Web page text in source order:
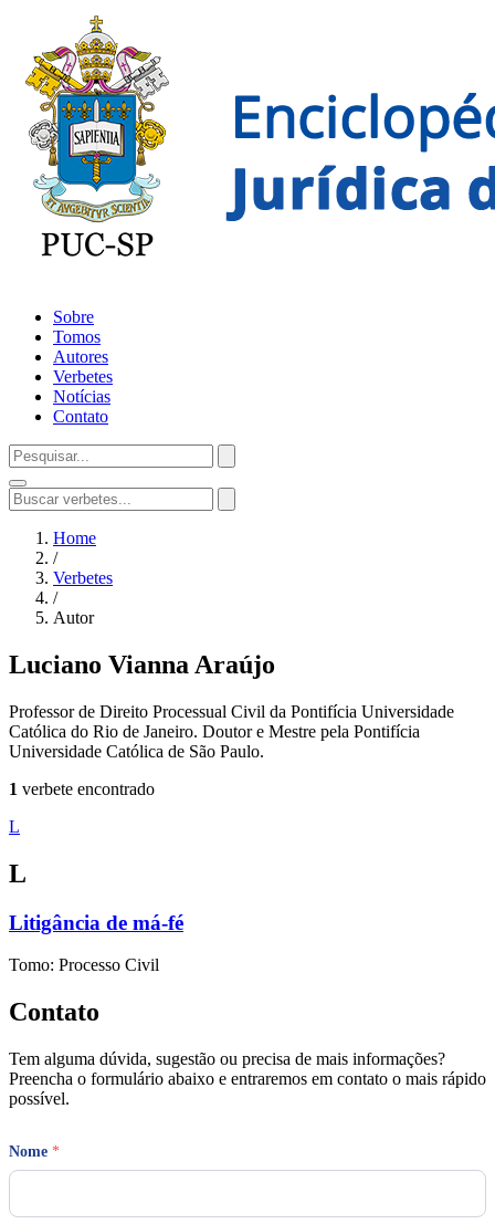
Sobre
Tomos
Autores
Verbetes
Notícias
Contato
Home
/
Verbetes
/
Autor
Luciano Vianna Araújo
Professor de Direito Processual Civil da Pontifícia Universidade
Católica do Rio de Janeiro. Doutor e Mestre pela Pontifícia
Universidade Católica de São Paulo.
1 verbete encontrado
L
L
Litigância de má-fé
Tomo: Processo Civil
Contato
Tem alguma dúvida, sugestão ou precisa de mais informações?
Preencha o formulário abaixo e entraremos em contato o mais rápido
possível.
Nome *